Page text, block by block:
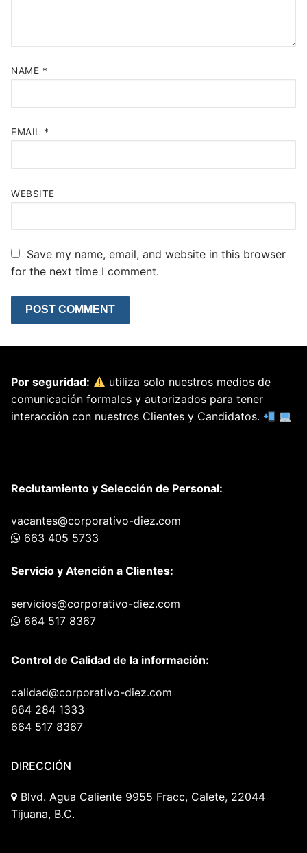
NAME *
EMAIL *
WEBSITE
Save my name, email, and website in this browser
for the next time I comment.
Por seguridad:
utiliza solo nuestros medios de
comunicación formales y autorizados para tener
interacción con nuestros Clientes y Candidatos.
Reclutamiento y Selección de Personal:
vacantes@corporativo-diez.com
663 405 5733
Servicio y Atención a Clientes:
servicios@corporativo-diez.com
664 517 8367
Control de Calidad de la información:
calidad@corporativo-diez.com
664 284 1333
664 517 8367
DIRECCIÓN
Blvd. Agua Caliente 9955 Fracc, Calete, 22044
Tijuana, B.C.